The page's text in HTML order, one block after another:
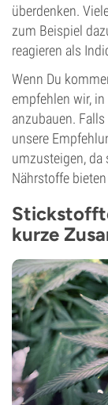
überdenken.
zum Beispiel
reagieren als
Wenn Du
empfehlen wir,
anzubauen.
unsere
umzusteigen, da
Nährstoffe
kurze